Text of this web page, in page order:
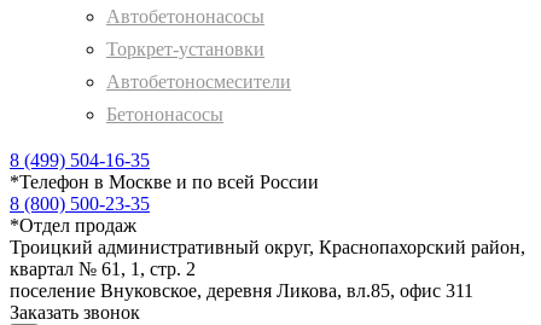
Автобетононасосы
Торкрет-установки
Автобетоносмесители
Бетононасосы
8 (499) 504-16-35
*Телефон в Москве и по всей России
8 (800) 500-23-35
*Отдел продаж
Троицкий административный округ, Краснопахорский район,
квартал № 61, 1, стр. 2
поселение Внуковское, деревня Ликова, вл.85, офис 311
Заказать звонок